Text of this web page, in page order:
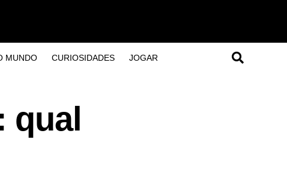
MUNDO CURIOSIDADES JOGAR
qual